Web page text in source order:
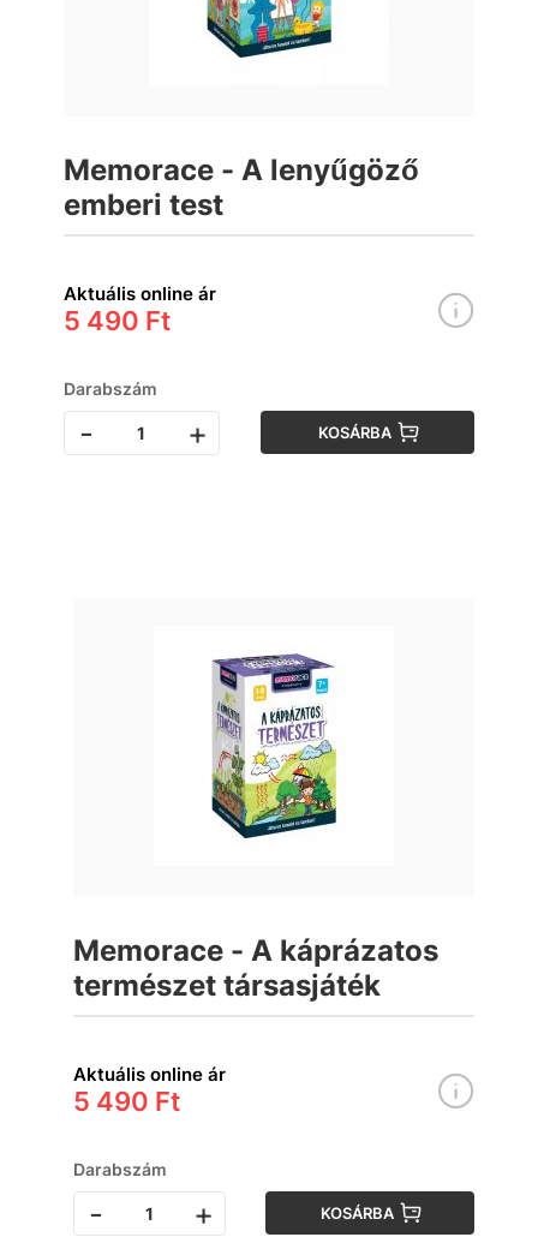
Memorace - A lenyűgöző
emberi test
Aktuális online ár
5 490 Ft
Darabszám
- + KOSÁRBA
Memorace - A káprázatos
természet társasjáték
Aktuális online ár
5 490 Ft
Darabszám
- + KOSÁRBA